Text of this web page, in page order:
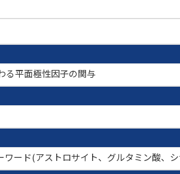
る平面極性因子の関与
ード(アストロサイト、グルタミン酸、